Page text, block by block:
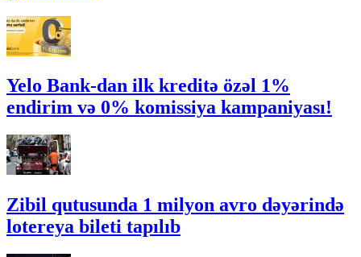
Yelo Bank-dan ilk kreditə özəl 1%
endirim və 0% komissiya kampaniyası!
Zibil qutusunda 1 milyon avro dəyərində
lotereya bileti tapılıb